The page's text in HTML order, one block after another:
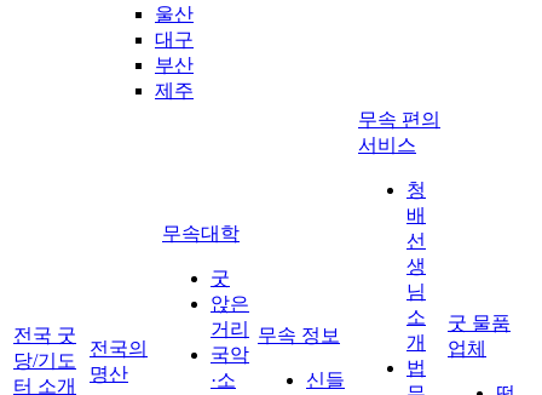
울산
대구
부산
제주
전국 굿
당/기도
터 소개
전국의
명산
무속대학
굿
앉은
거리
국악
·소
무속 정보
신들
무속 편의
서비스
청
배
선
생
님
소
개
법
굿 물품
업체